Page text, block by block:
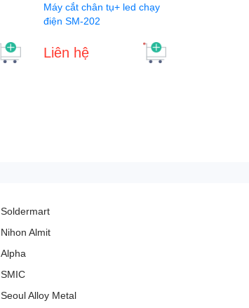
Máy cắt chân tụ+ led chạy
điện SM-202
Liên hệ
Soldermart
Nihon Almit
Alpha
SMIC
Seoul Alloy Metal